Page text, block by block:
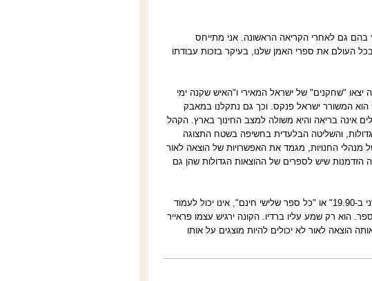
בהם גם לאחרי הקריאה הראשונה. אני מתייחס
העולם את ספרי האמן שלנו, בעיקר בזכות עבודתו
"שחקנים" של ישראל המאירי ו"האיש שקנה ימי
הוא המשורר ישראל פנקס. וכך גם נתקלנו במאבק
אינה בריאה והיא משולה למצב החינוך בארץ. הקהל
והשליטה הבלעדית בחשיפה בשטח התצוגה
מנהלי החנויות, מגמד את האפשרויות של הוצאה לאור
שיש לספרים של ההוצאות הגדולות שהן גם
קונה שיעמוד מול שולחן תצוגה שמציגים בו ספרים במבצע של "כל ספר שני ב-19.90" או "כל ספר שלישי חינם", אינו יכול לעמוד
הוא רק שמע עליו ברדיו. הקונה ירגיש עצמו פראייר
הוצאה לאור לא יכולים להיות מוצגים על אותו